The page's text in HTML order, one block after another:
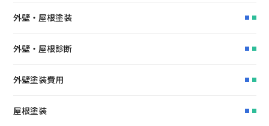
外壁・屋根塗装
外壁・屋根診断
外壁塗装費用
屋根塗装